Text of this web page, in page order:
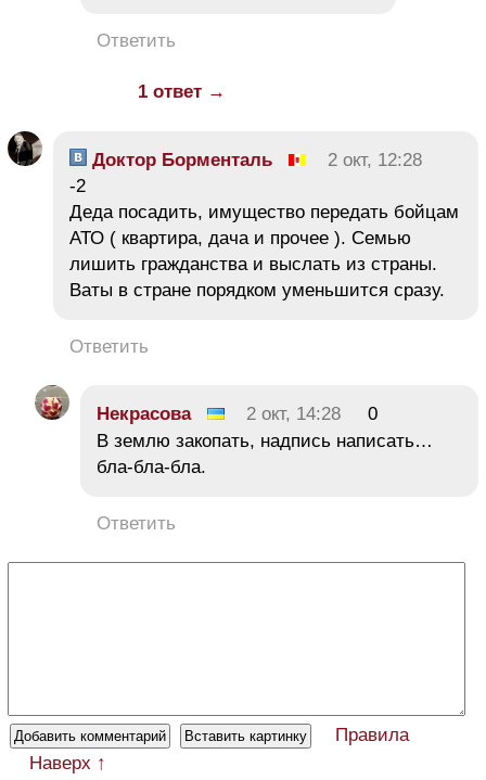
Ответить
1 ответ →
Доктор Борменталь
2 окт, 12:28
-2
Деда посадить, имущество передать бойцам
АТО ( квартира, дача и прочее ). Семью
лишить гражданства и выслать из страны.
Ваты в стране порядком уменьшится сразу.
Ответить
Некрасова 2 окт, 14:28
0
В землю закопать, надпись написать…
бла-бла-бла.
Ответить
Правила
Наверх ↑